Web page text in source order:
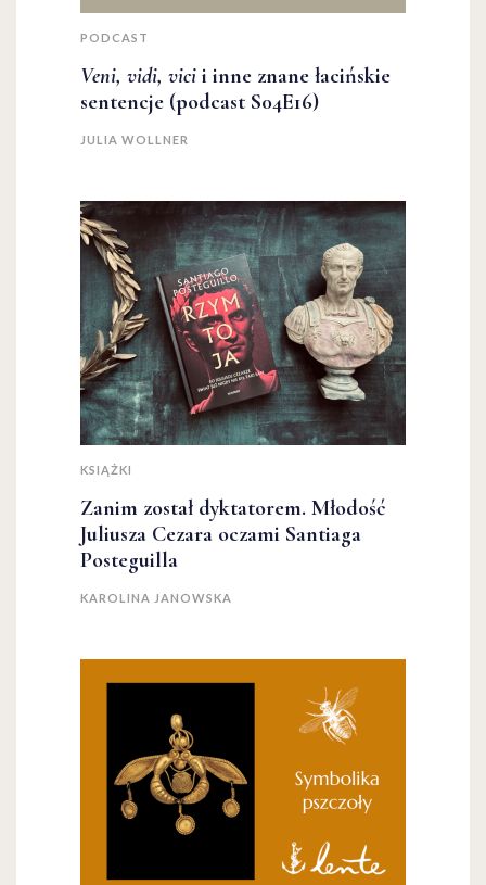
PODCAST
Veni, vidi, vici i inne znane łacińskie
sentencje (podcast S04E16)
JULIA WOLLNER
KSIĄŻKI
Zanim został dyktatorem. Młodość
Juliusza Cezara oczami Santiaga
Posteguilla
KAROLINA JANOWSKA